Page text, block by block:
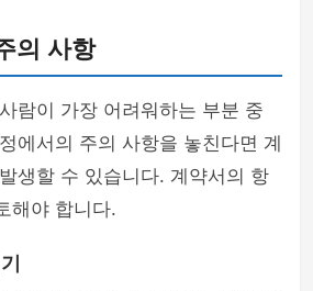
의 사항
람이 가장 어려워하는 부분 중
에서의 주의 사항을 놓친다면 계
생할 수 있습니다. 계약서의 항
해야 합니다.